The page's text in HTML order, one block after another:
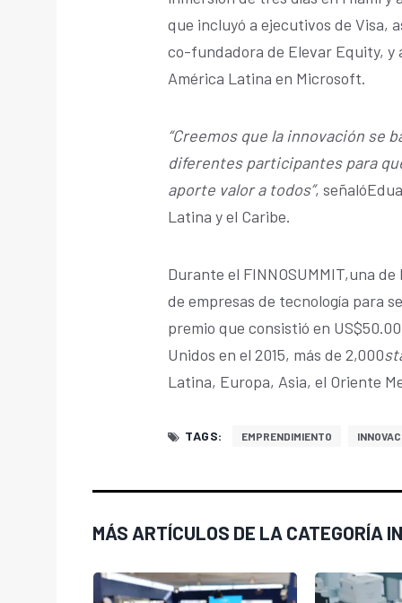
que incluyó a ejecutivos de Visa,
co-fundadora de Elevar Equity,
América Latina en Microsoft.
“Creemos que la innovación se
diferentes participantes para
aporte valor a todos”,
Latina y el Caribe.
Durante el FINNOSUMMIT,una
de empresas de tecnología para
premio que consistió en
Unidos en el 2015, más de 2,000
Latina, Europa, Asia, el Oriente
TAGS: EMPRENDIMIENTO
MÁS ARTÍCULOS DE LA CATEGORÍA